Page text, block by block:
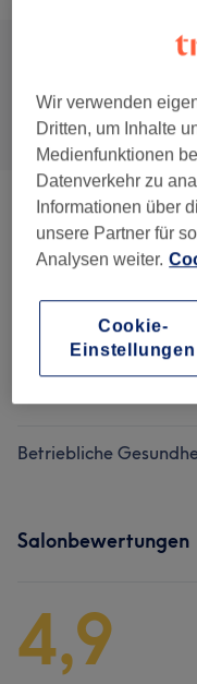
Alle
Angebot Kombi
Massagen (16)
Breathwalk (1)
Betriebliche
Salonbewertungen
4,9
Wir verwenden
Dritten, um Inhalte
Medienfunktionen
Datenverkehr zu
Informationen über
unsere Partner für
Analysen weiter.
Cookie-
Einstellungen